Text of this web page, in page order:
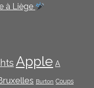
à Liège
Apple A
Burton Coups